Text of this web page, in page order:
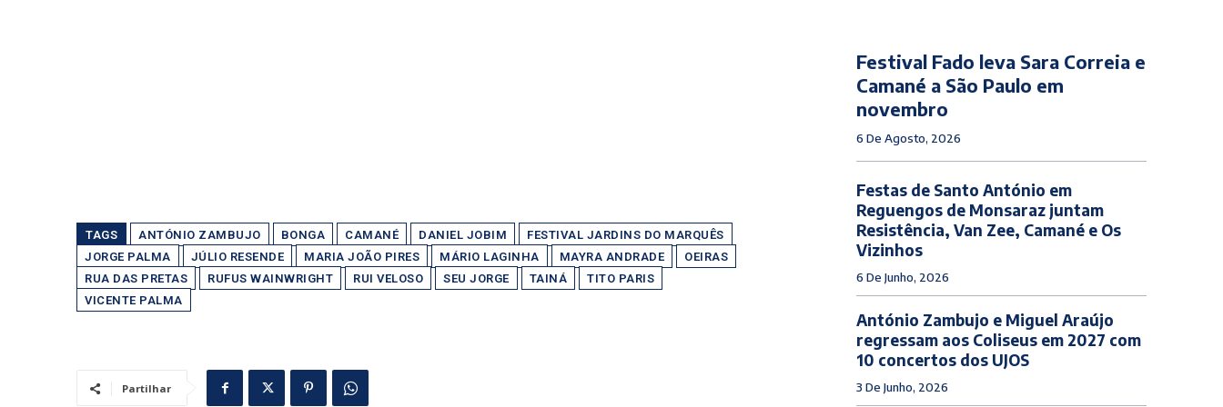
TAGS ANTÓNIO ZAMBUJO BONGA CAMANÉ DANIEL JOBIM
FESTIVAL JARDINS DO MARQUÊS
JORGE PALMA
JÚLIO RESENDE MARIA JOÃO PIRES MÁRIO LAGINHA MAYRA ANDRADE
OEIRAS
RUA DAS PRETAS
RUFUS WAINWRIGHT RUI VELOSO SEU JORGE TAINÁ
TITO PARIS
VICENTE PALMA
Partilhar
Festival Fado leva Sara Correia e
Camané a São Paulo em
novembro
6 De Agosto, 2026
Festas de Santo António em
Reguengos de Monsaraz juntam
Resistência, Van Zee, Camané e Os
Vizinhos
6 De Junho, 2026
António Zambujo e Miguel Araújo
regressam aos Coliseus em 2027 com
10 concertos dos UJOS
3 De Junho, 2026